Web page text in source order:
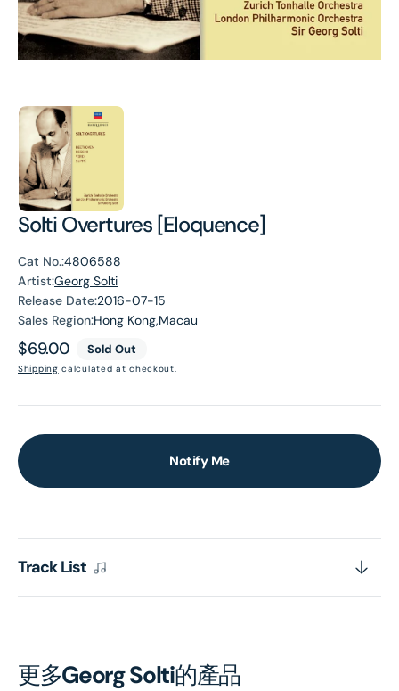
Solti Overtures [Eloquence]
Cat No.:4806588
Artist:Georg Solti
Release Date:2016-07-15
Sales Region:Hong Kong,Macau
Regular
price
$69.00 Sold Out
Shipping calculated at checkout.
Notify Me
Track List
更多Georg Solti的產品